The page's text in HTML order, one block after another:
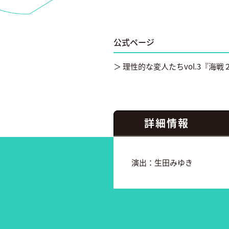
公式ページ
＞ 理性的な変人たちvol.3『海戦
詳細情報
演出：生田みゆき